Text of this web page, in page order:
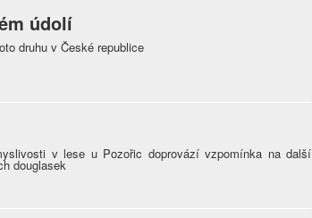
údolí
druhu v České republice
v lese u Pozořic doprovází vzpomínka na další
douglasek